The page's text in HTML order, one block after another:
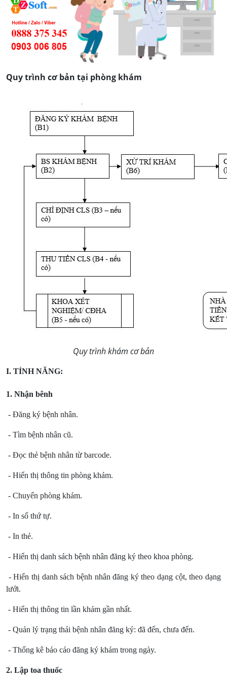
Quy trình cơ bản tại phòng khám
Quy trình khám cơ bản
I. TÍNH NĂNG:
1. Nhận bênh
- Đăng ký bệnh nhân.
- Tìm bệnh nhân cũ.
- Đọc thẻ bệnh nhân từ barcode.
- Hiển thị thông tin phòng khám.
- Chuyển phòng khám.
- In số thứ tự.
- In thẻ.
- Hiển thị danh sách bệnh nhân đăng ký theo khoa phòng.
- Hiển thị danh sách bệnh nhân đăng ký theo dạng cột, theo dạng
lưới.
- Hiển thị thông tin lần khám gần nhất.
- Quản lý trạng thái bệnh nhân đăng ký: đã đến, chưa đến.
- Thống kê báo cáo đăng ký khám trong ngày.
2. Lập toa thuốc